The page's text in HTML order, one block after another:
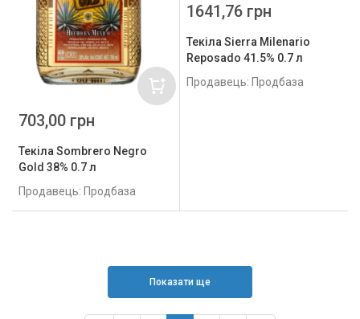
Текіла Sombrero Negro
Gold 38% 0.7 л
Продавець: Продбаза
703,00 грн
Текіла Sierra Milenario
Reposado 41.5% 0.7 л
Продавець: Продбаза
1641,76 грн
Показати ще